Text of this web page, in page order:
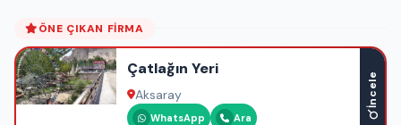
ÖNE ÇIKAN FIRMA
Çatlağın Yeri
Aksaray
WhatsApp Ara
İncele